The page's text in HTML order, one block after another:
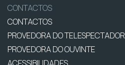
CONTACTOS
CONTACTOS
PROVEDORA DO TELESPECTADOR
PROVEDORA DO OUVINTE